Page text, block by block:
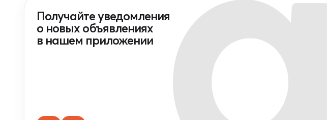
Получайте уведомления
о новых объявлениях
в нашем приложении